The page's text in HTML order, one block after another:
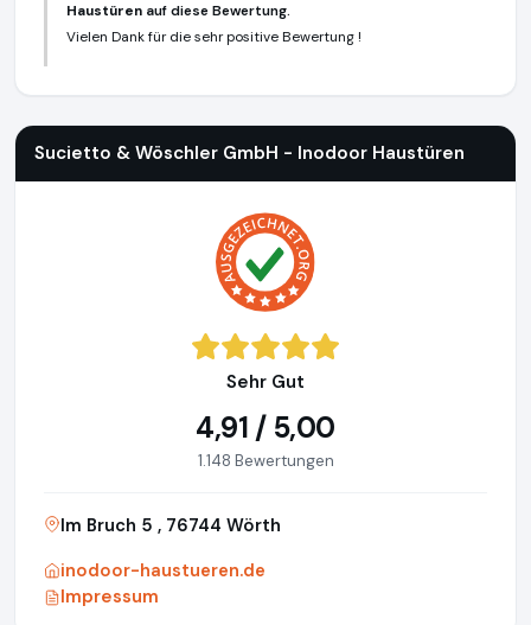
Haustüren auf diese Bewertung.
Vielen Dank für die sehr positive Bewertung !
Sucietto & Wöschler GmbH - Inodoor Haustüren
Sehr Gut
4,91 / 5,00
1.148 Bewertungen
Im Bruch 5 , 76744 Wörth
inodoor-haustueren.de
Impressum